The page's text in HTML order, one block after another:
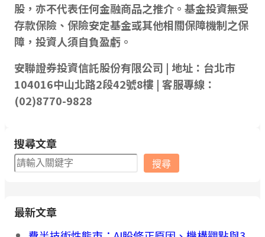
股，亦不代表任何金融商品之推介。基金投資無受
存款保險、保險安定基金或其他相關保障機制之保
障，投資人須自負盈虧。
安聯證券投資信託股份有限公司 | 地址：台北市
104016中山北路2段42號8樓 | 客服專線：
(02)8770-9828
搜尋文章
搜
尋
搜尋
最新文章